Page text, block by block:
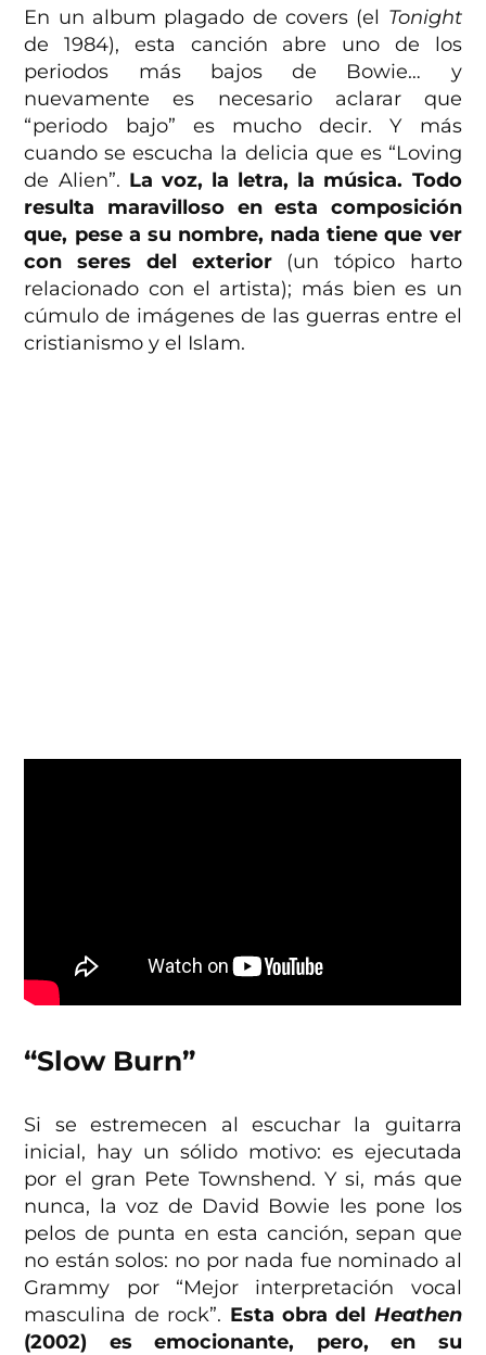
En un album plagado de covers (el Tonight
de 1984), esta canción abre uno de los
periodos más bajos de Bowie… y
nuevamente es necesario aclarar que
“periodo bajo” es mucho decir. Y más
cuando se escucha la delicia que es “Loving
de Alien”. La voz, la letra, la música. Todo
resulta maravilloso en esta composición
que, pese a su nombre, nada tiene que ver
con seres del exterior (un tópico harto
relacionado con el artista); más bien es un
cúmulo de imágenes de las guerras entre el
cristianismo y el Islam.
“Slow Burn”
Si se estremecen al escuchar la guitarra
inicial, hay un sólido motivo: es ejecutada
por el gran Pete Townshend. Y si, más que
nunca, la voz de David Bowie les pone los
pelos de punta en esta canción, sepan que
no están solos: no por nada fue nominado al
Grammy por “Mejor interpretación vocal
masculina de rock”. Esta obra del Heathen
(2002) es emocionante, pero, en su